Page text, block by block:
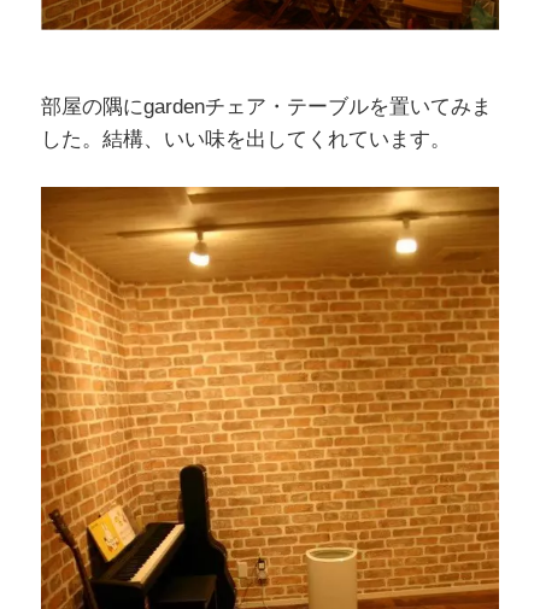
部屋の隅にgardenチェア・テーブルを置いてみま
した。結構、いい味を出してくれています。